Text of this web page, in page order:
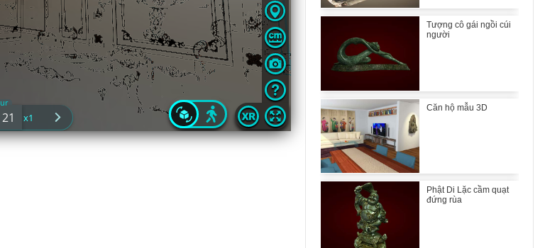
Tượng cô gái ngồi cúi
người
Căn hộ mẫu 3D
Phật Di Lặc cầm quạt
đứng rùa